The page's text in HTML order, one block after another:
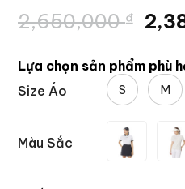
2,650,000₫
Giá
là:
Lựa chọn sản phẩm phù
Size Áo
S M
Màu Sắc